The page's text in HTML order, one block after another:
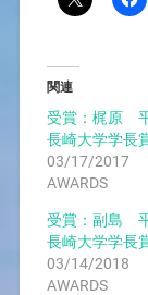
関連
受賞：梶原
長崎大学学長
03/17/2017
AWARDS
受賞：副島
長崎大学学長
03/14/2018
AWARDS